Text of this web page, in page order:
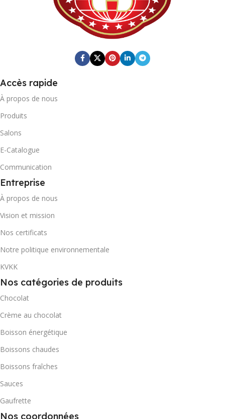
DIMENSIONS DU CARTON
365mm X 460mm X 320mm
CODE-BARRES DU CARTON
0868 116 190 6664
MARQUE
POIDS BRUT DU CARTON
11,86
CONTENEUR 20' DC
539
CONTENEUR 40' DC
1284
QUANTITÉ PAR BOÎTE
48
372mm x 402mm x 187mm
x 402mm x 187mm
CODE-BARRES DU
Accès rapide
À propos de nous
Produits
Salons
E-Catalogue
Communication
Entreprise
À propos de nous
Vision et mission
Nos certificats
Notre politique environnementale
KVKK
Nos catégories de produits
Chocolat
Crème au chocolat
Boisson énergétique
Boissons chaudes
Boissons fraîches
Sauces
Gaufrette
Nos coordonnées